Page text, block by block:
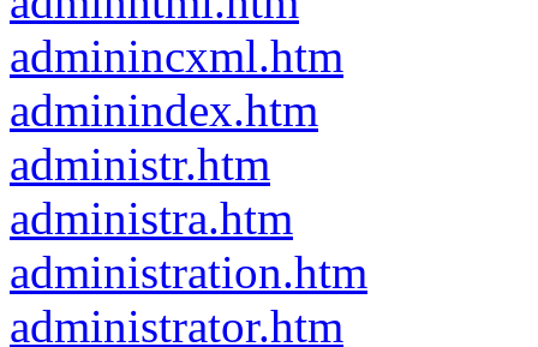
adminincxml.htm
adminindex.htm
administr.htm
administra.htm
administration.htm
administrator.htm